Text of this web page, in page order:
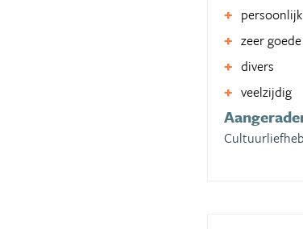
persoonlijk
zeer
divers
veelzijdig